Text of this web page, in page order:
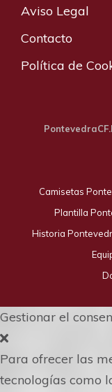
Aviso Legal
Contacto
Política de
Camisetas
Plantilla
Historia
Gestionar el
Para ofrecer las
tecnologías como